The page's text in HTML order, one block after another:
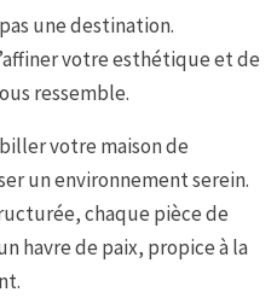
une destination.
votre esthétique et de
ressemble.
votre maison de
un environnement serein.
chaque pièce de
havre de paix, propice à la